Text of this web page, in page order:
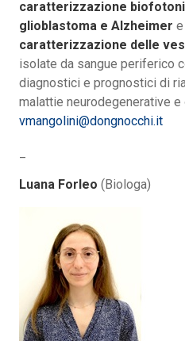
caratterizzazione
glioblastoma e Alzheimer
caratterizzazione delle
isolate da sangue periferico
diagnostici e prognostici di
malattie neurodegenerative e
vmangolini@dongnocchi.it
Luana Forleo (Biologa)